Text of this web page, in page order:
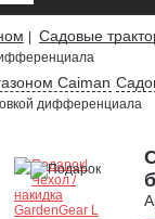
Садовые
Caiman
дифференциала